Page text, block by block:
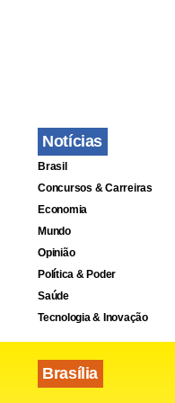
Notícias
Brasil
Concursos & Carreiras
Economia
Mundo
Opinião
Política & Poder
Saúde
Tecnologia & Inovação
Brasília